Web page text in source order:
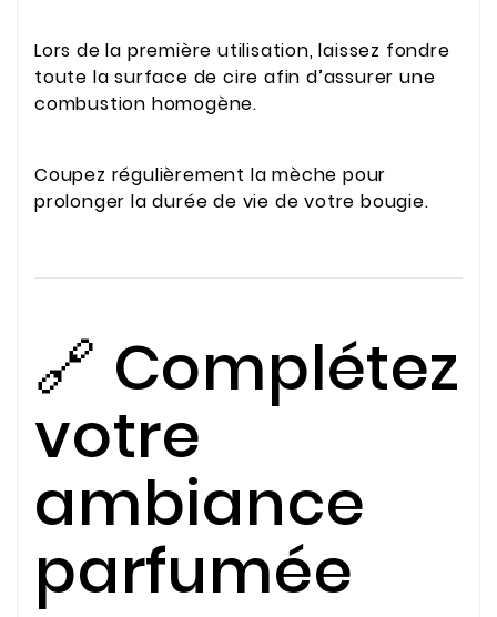
Lors de la première utilisation, laissez fondre
toute la surface de cire afin d’assurer une
combustion homogène.
Coupez régulièrement la mèche pour
prolonger la durée de vie de votre bougie.
🔗 Complétez
votre
ambiance
parfumée